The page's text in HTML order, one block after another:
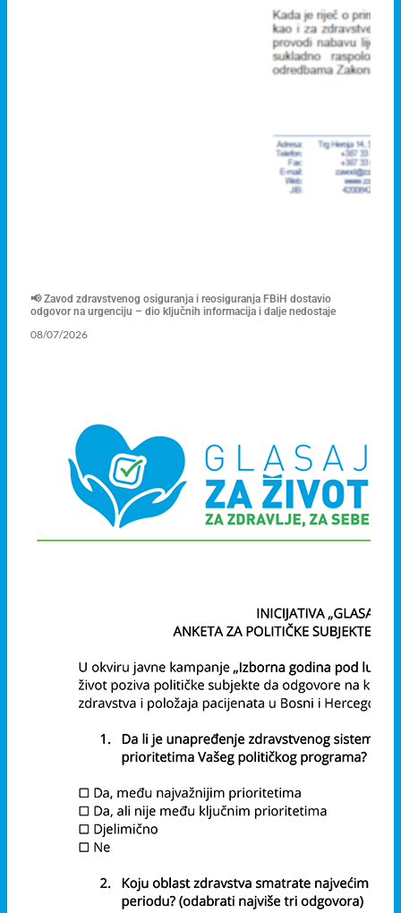
📢 Zavod zdravstvenog osiguranja i reosiguranja FBiH dostavio
odgovor na urgenciju – dio ključnih informacija i dalje nedostaje
08/07/2026